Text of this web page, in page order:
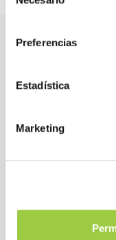
Preferencias
Estadística
Marketing
Producto
No deja